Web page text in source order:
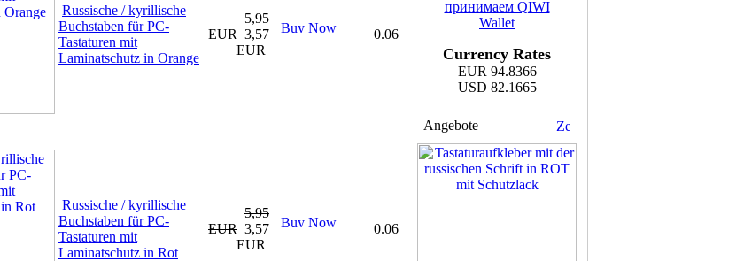
Russische / kyrillische
Buchstaben für PC-
Tastaturen mit
Laminatschutz in Orange
5,95
EUR 3,57
EUR
0.06
Russische / kyrillische
Buchstaben für PC-
Tastaturen mit
Laminatschutz in Rot
5,95
EUR 3,57
EUR
0.06
Currency Rates
EUR 94.8366
USD 82.1665
Angebote